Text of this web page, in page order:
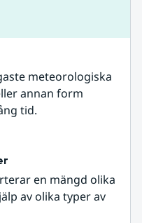
meteorologiska
annan form
tid.
en mängd olika
av olika typer av